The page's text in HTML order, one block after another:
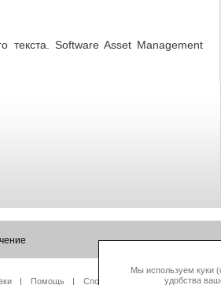
текста. Software Asset Management
Помощь Способы оплаты Контакты
Мы используем куки
удобства